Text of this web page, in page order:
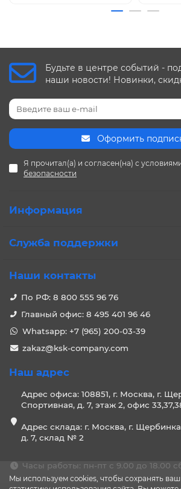
Мы используем cookies, чтобы сохранять
Будьте в центре событий -
наши новости! Новинки,
Оформить
Я прочитал(а) и согласен(на) с
безопасности
Информация
Служба поддержки
Наши контакты
По РФ: 8 800 555 96 76
Главный офис: 8 495 401 96 46
Whatsapp: +7 (965) 200-03-39
zakaz@ksk-company.com
Наш адрес
Адрес офиса: 108851, г. Москва, г.
Спортивная, д. 7, этаж 2, офис
Адрес склада: г. Москва, г.
д. 7, склад № 2
Часы работы: пн-пт с 9.00 до 18.00